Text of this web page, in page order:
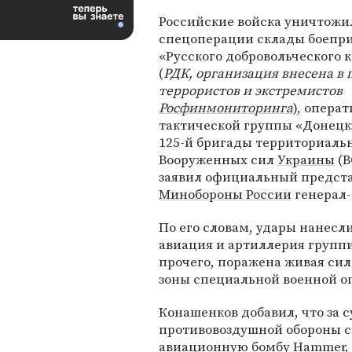
Российские войска
спецоперации склады
«Русского добровольческого
(РДК, организация внесена в
террористов и экстремистов
Росфинмониторинга),
тактической группы
125-й бригады
Вооруженных силУкраины
заявил официальный
Минобороны России
По его словам, удары
авиация и артиллерия
прочего, поражена живая
зоны специальной военной
Конашенков добавил, что за
противовоздушной обороны
авиационную бомбу